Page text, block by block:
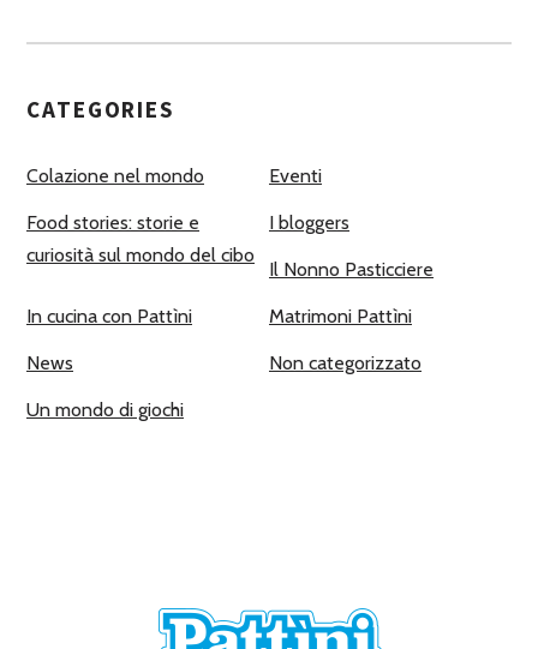
CATEGORIES
Colazione nel mondo Eventi
Food stories: storie e
curiosità sul mondo del cibo
I bloggers
Il Nonno Pasticciere
In cucina con Pattìni Matrimoni Pattìni
News Non categorizzato
Un mondo di giochi